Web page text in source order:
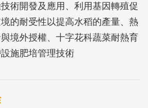
術開發及應用、利用基因轉殖促
的耐受性以提高水稻的產量、熱
境外授權、十字花科蔬菜耐熱育
施肥培管理技術